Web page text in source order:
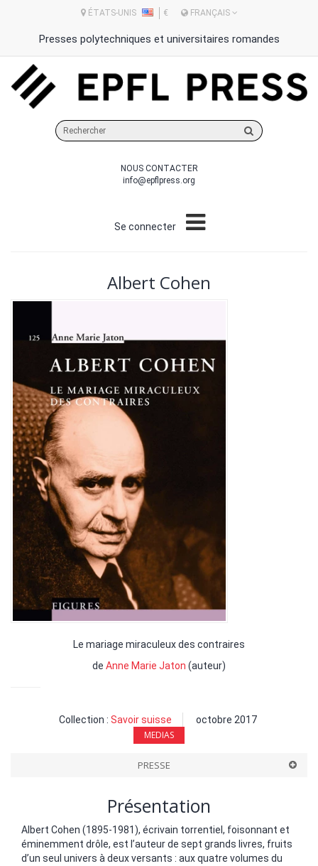
ÉTATS-UNIS € FRANÇAIS
Presses polytechniques et universitaires romandes
sur
site
NOUS CONTACTER
info@epflpress.org
Se connecter
Albert Cohen
Le mariage miraculeux des contraires
de Anne Marie Jaton (auteur)
Collection : Savoir suisse octobre 2017
MEDIAS
PRESSE
Présentation
Albert Cohen (1895-1981), écrivain torrentiel, foisonnant et
éminemment drôle, est l’auteur de sept grands livres, fruits
d’un seul univers à deux versants : aux quatre volumes du